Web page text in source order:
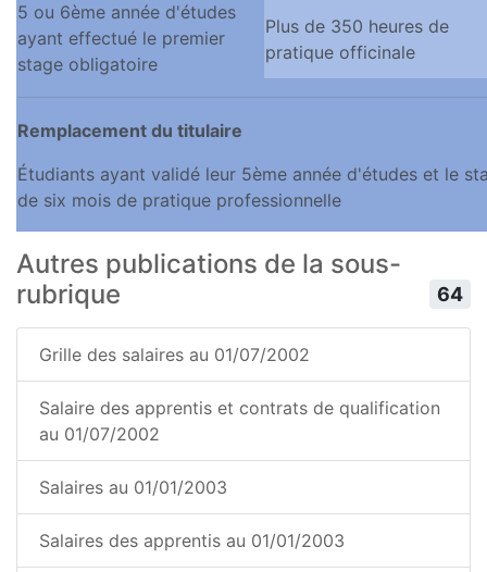
5 ou 6ème année d'études
ayant effectué le premier
stage obligatoire
Plus de 350 heures de
pratique officinale
Remplacement du titulaire
Étudiants ayant validé leur 5ème année d'études et le
de six mois de pratique professionnelle
Autres publications de la sous-
rubrique
64
Grille des salaires au 01/07/2002
Salaire des apprentis et contrats de qualification
au 01/07/2002
Salaires au 01/01/2003
Salaires des apprentis au 01/01/2003